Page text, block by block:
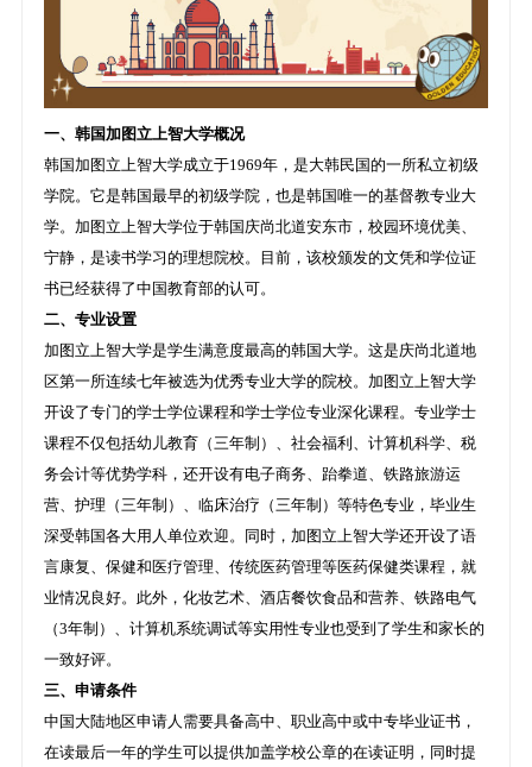
一、韩国加图立上智大学概况
韩国加图立上智大学成立于1969年，是大韩民国的一所私立初级
学院。它是韩国最早的初级学院，也是韩国唯一的基督教专业大
学。加图立上智大学位于韩国庆尚北道安东市，校园环境优美、
宁静，是读书学习的理想院校。目前，该校颁发的文凭和学位证
书已经获得了中国教育部的认可。
二、专业设置
加图立上智大学是学生满意度最高的韩国大学。这是庆尚北道地
区第一所连续七年被选为优秀专业大学的院校。加图立上智大学
开设了专门的学士学位课程和学士学位专业深化课程。专业学士
课程不仅包括幼儿教育（三年制）、社会福利、计算机科学、税
务会计等优势学科，还开设有电子商务、跆拳道、铁路旅游运
营、护理（三年制）、临床治疗（三年制）等特色专业，毕业生
深受韩国各大用人单位欢迎。同时，加图立上智大学还开设了语
言康复、保健和医疗管理、传统医药管理等医药保健类课程，就
业情况良好。此外，化妆艺术、酒店餐饮食品和营养、铁路电气
（3年制）、计算机系统调试等实用性专业也受到了学生和家长的
一致好评。
三、申请条件
中国大陆地区申请人需要具备高中、职业高中或中专毕业证书，
在读最后一年的学生可以提供加盖学校公章的在读证明，同时提